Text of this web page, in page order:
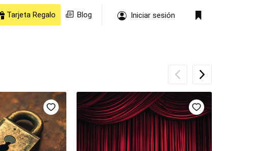
Tarjeta Regalo Blog Iniciar sesión